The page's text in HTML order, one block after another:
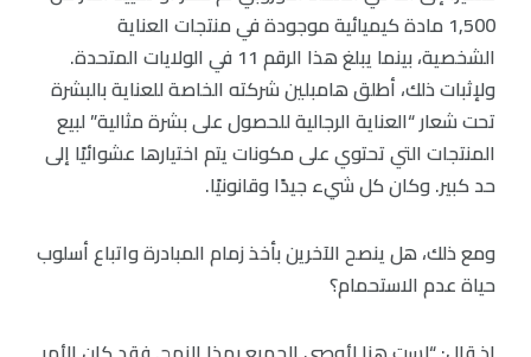
1,500 مادة كيميائية موجودة في منتجات العناية
الشخصية، بينما يبلغ هذا الرقم 11 في الولايات المتحدة.
ولإثبات ذلك، أطلق هامبلين شركته الخاصة للعناية بالبشرة
تحت شعار “العناية الرجالية للحصول على بشرة مثالية” لبيع
المنتجات التي تحتوي على مكونات يتم اختيارها عشوائيًا إلى
حد كبير. وكان كل شيء جيدًا وقانونيًا.
ومع ذلك، هل ينصح الآخرين بأخذ زمام المبادرة واتباع أسلوب
حياة عدم الاستحمام؟